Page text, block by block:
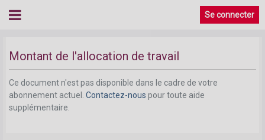
Se connecter
Montant de l'allocation de travail
Ce document n'est pas disponible dans le cadre de votre
abonnement actuel. Contactez-nous pour toute aide
supplémentaire.